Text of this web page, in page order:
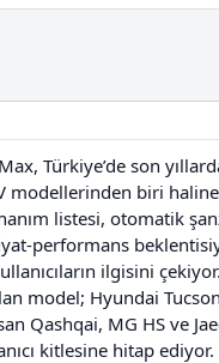
Türkiye’de son
modellerinden biri
listesi, otomatik
performans
ilgisini
model; Hyundai
Qashqai, MG HS ve
kitlesine hitap ediyor.